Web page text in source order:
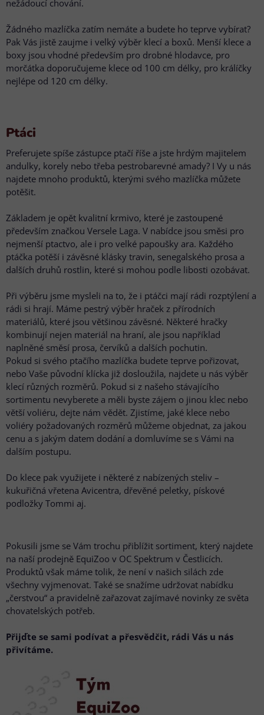
nežádoucí chování.
Žádného mazlíčka zatím nemáte a budete ho teprve vybírat?
Pak Vás jistě zaujme i velký výběr klecí a boxů. Menší klece a
boxy jsou vhodné především pro drobné hlodavce, pro
morčátka doporučujeme klece od 100 cm délky, pro králíčky
nejlépe od 120 cm délky.
Ptáci
Preferujete spíše zástupce ptačí říše a jste hrdým majitelem
andulky, korely nebo třeba pestrobarevné amady? I Vy u nás
najdete mnoho produktů, kterými svého mazlíčka můžete
potěšit.
Základem je opět kvalitní krmivo, které je zastoupené
především značkou Versele Laga. V nabídce jsou směsi pro
nejmenší ptactvo, ale i pro velké papoušky ara. Každého
ptáčka potěší i závěsné klásky travin, senegalského prosa a
dalších druhů rostlin, které si mohou podle libosti ozobávat.
Při výběru jsme mysleli na to, že i ptáčci mají rádi rozptýlení a
rádi si hrají. Máme pestrý výběr hraček z přírodních
materiálů, které jsou většinou závěsné. Některé hračky
kombinují nejen materiál na hraní, ale jsou například
naplněné směsí prosa, červíků a dalších pochutin.
Pokud si svého ptačího mazlíčka budete teprve pořizovat,
nebo Vaše původní klícka již dosloužila, najdete u nás výběr
klecí různých rozměrů. Pokud si z našeho stávajícího
sortimentu nevyberete a měli byste zájem o jinou klec nebo
větší voliéru, dejte nám vědět. Zjistíme, jaké klece nebo
voliéry požadovaných rozměrů můžeme objednat, za jakou
cenu a s jakým datem dodání a domluvíme se s Vámi na
dalším postupu.
Do klece pak využijete i některé z nabízených steliv –
kukuřičná vřetena Avicentra, dřevěné peletky, pískové
podložky Tommi aj.
Pokusili jsme se Vám trochu přiblížit sortiment, který najdete
na naší prodejně EquiZoo v OC Spektrum v Čestlicích.
Produktů však máme tolik, že není v našich silách zde
všechny vyjmenovat. Také se snažíme udržovat nabídku
„čerstvou“ a pravidelně zařazovat zajímavé novinky ze světa
chovatelských potřeb.
Přijďte se sami podívat a přesvědčit, rádi Vás u nás
přivítáme.